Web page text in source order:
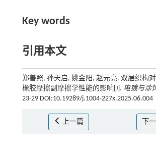
Key words
引用本文
郑善照, 孙天启, 姚金阳, 赵元亮. 双层织构对
橡胶摩擦副摩擦学性能的影响[J]. 电镀与涂
23-29 DOI:10.19289/j.1004-227x.2025.06.004
上一篇 下